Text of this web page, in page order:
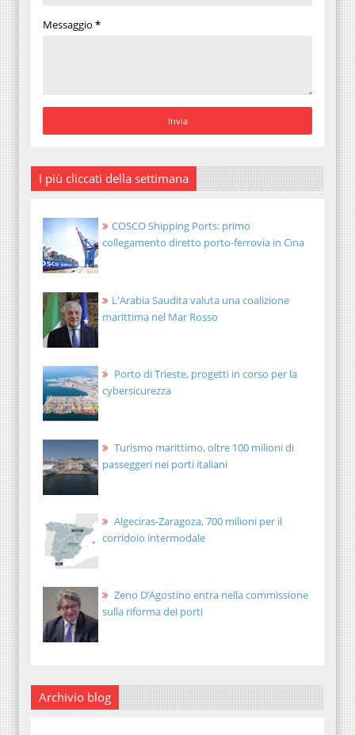
Messaggio *
I più cliccati della settimana
COSCO Shipping Ports: primo
collegamento diretto porto-ferrovia in Cina
L'Arabia Saudita valuta una coalizione
marittima nel Mar Rosso
Porto di Trieste, progetti in corso per la
cybersicurezza
Turismo marittimo, oltre 100 milioni di
passeggeri nei porti italiani
Algeciras-Zaragoza, 700 milioni per il
corridoio intermodale
Zeno D’Agostino entra nella commissione
sulla riforma dei porti
Archivio blog